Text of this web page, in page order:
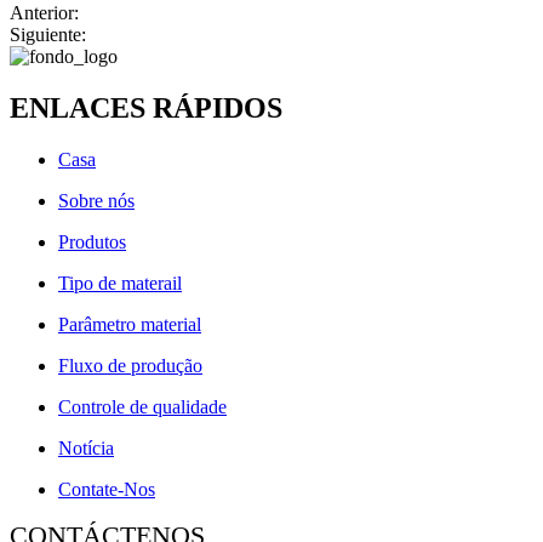
Anterior:
Siguiente:
ENLACES RÁPIDOS
Casa
Sobre nós
Produtos
Tipo de materail
Parâmetro material
Fluxo de produção
Controle de qualidade
Notícia
Contate-Nos
CONTÁCTENOS